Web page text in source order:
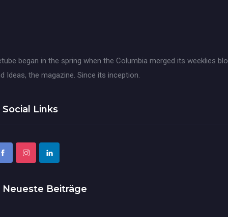
began in the spring when the Columbia merged its weeklies
Ideas, the magazine. Since its inception.
Social Links
Neueste Beiträge